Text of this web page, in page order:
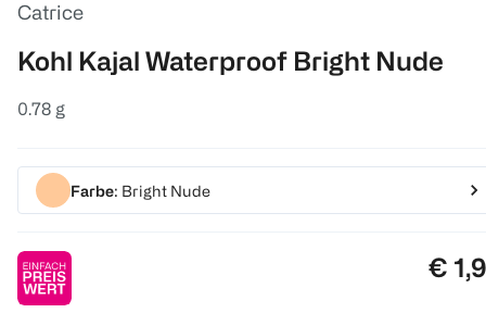
Catrice
Kohl Kajal Waterproof Bright Nude
0.78 g
Farbe: Bright Nude
€